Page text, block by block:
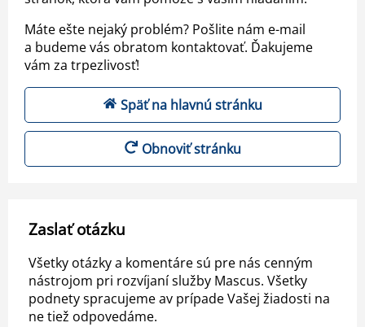
Máte ešte nejaký problém? Pošlite nám e-mail
a budeme vás obratom kontaktovať. Ďakujeme
vám za trpezlivosť!
Späť na hlavnú stránku
Obnoviť stránku
Zaslať otázku
Všetky otázky a komentáre sú pre nás cenným
nástrojom pri rozvíjaní služby Mascus. Všetky
podnety spracujeme av prípade Vašej žiadosti na
ne tiež odpovedáme.